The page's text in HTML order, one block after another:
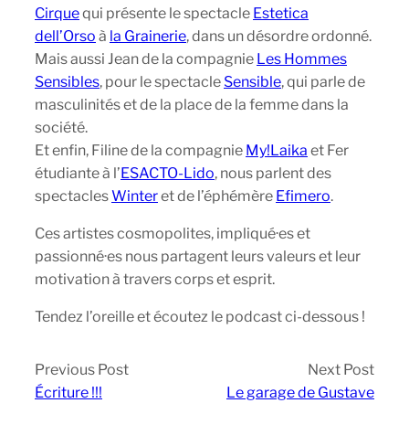
Cirquequi présente le spectacle Estetica
dell’Orso à la Grainerie, dans un désordre ordonné.
Mais aussi Jean de la compagnie Les Hommes
Sensibles, pour le spectacle Sensible, qui parle de
masculinités et de la place de la femme dans la
société.
Et enfin, Filine de la compagnie My!Laika et Fer
étudiante à l’ESACTO-Lido, nous parlent des
spectaclesWinteret de l’éphémère Efimero.
Ces artistes cosmopolites, impliqué·es et
passionné·es nous partagent leurs valeurs et leur
motivation à travers corps et esprit.
Tendez l’oreille et écoutez le podcast ci-dessous !
Previous Post
Écriture !!!
Next Post
Le garage de Gustave